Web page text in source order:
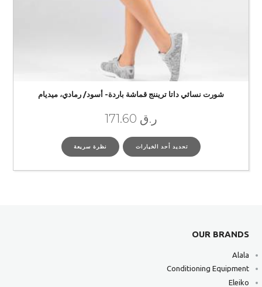
شورت نسائي داتا تريننج قماشة باردة- أسود/ رمادي، ميديام
ر.ق
تحديد أحد الخيارات نظرة سريعة
OUR BRANDS
Alala
Conditioning Equipment
Eleiko